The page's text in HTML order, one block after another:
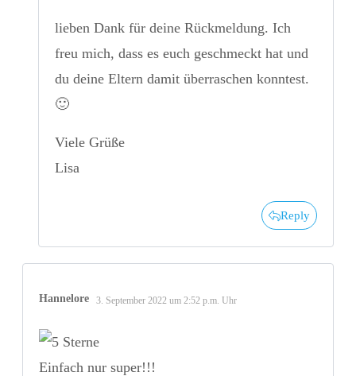
lieben Dank für deine Rückmeldung. Ich
freu mich, dass es euch geschmeckt hat und
du deine Eltern damit überraschen konntest.
🙂
Viele Grüße
Lisa
Reply
Hannelore 3. September 2022 um 2:52 p.m. Uhr
Einfach nur super!!!